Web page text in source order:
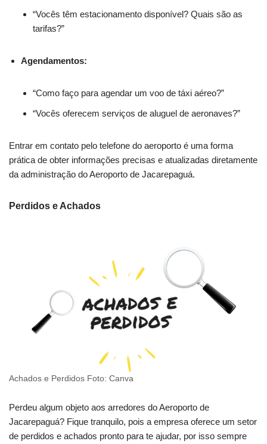
“Vocês têm estacionamento disponível? Quais são as
tarifas?”
Agendamentos:
“Como faço para agendar um voo de táxi aéreo?”
“Vocês oferecem serviços de aluguel de aeronaves?”
Entrar em contato pelo telefone do aeroporto é uma forma
prática de obter informações precisas e atualizadas diretamente
da administração do Aeroporto de Jacarepaguá.
Perdidos e Achados
Achados e Perdidos Foto: Canva
Perdeu algum objeto aos arredores do Aeroporto de
Jacarepaguá? Fique tranquilo, pois a empresa oferece um setor
de perdidos e achados pronto para te ajudar, por isso sempre